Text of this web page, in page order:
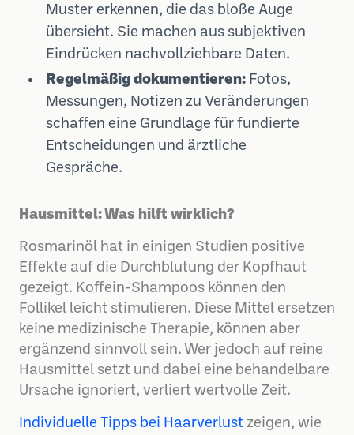
Muster erkennen, die das bloße Auge
übersieht. Sie machen aus subjektiven
Eindrücken nachvollziehbare Daten.
Regelmäßig dokumentieren: Fotos,
Messungen, Notizen zu Veränderungen
schaffen eine Grundlage für fundierte
Entscheidungen und ärztliche
Gespräche.
Hausmittel: Was hilft wirklich?
Rosmarinöl hat in einigen Studien positive
Effekte auf die Durchblutung der Kopfhaut
gezeigt. Koffein-Shampoos können den
Follikel leicht stimulieren. Diese Mittel ersetzen
keine medizinische Therapie, können aber
ergänzend sinnvoll sein. Wer jedoch auf reine
Hausmittel setzt und dabei eine behandelbare
Ursache ignoriert, verliert wertvolle Zeit.
Individuelle Tipps bei Haarverlust zeigen, wie